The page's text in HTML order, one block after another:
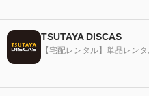
TSUTAYA DISCAS
【宅配レンタル】単品レン